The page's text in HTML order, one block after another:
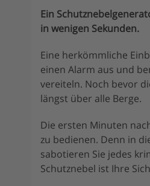
Ein
in wenigen Sekunden.
Eine herkömmliche
einen Alarm aus und
vereiteln. Noch bevor
längst über alle Berge.
Die ersten Minuten
zu bedienen. Denn in
sabotieren Sie jedes
Schutznebel ist Ihre